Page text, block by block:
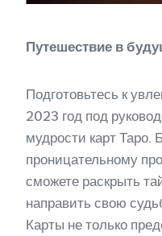
Путешествие в
Подготовьтесь к
2023 год под
мудрости карт Таро.
проницательному
сможете раскрыть
направить свою
Карты не только